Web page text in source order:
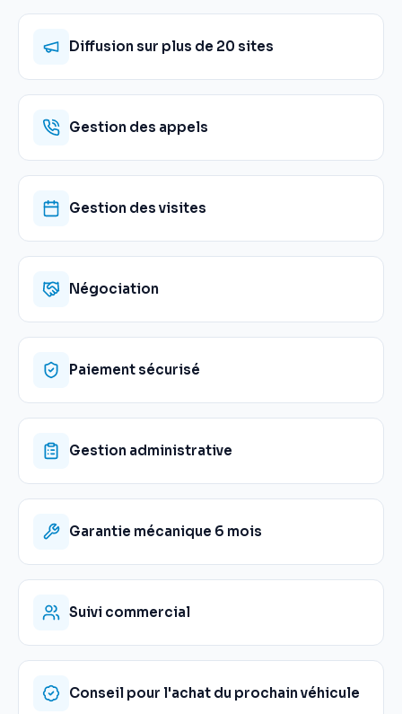
Diffusion sur plus de 20 sites
Gestion des appels
Gestion des visites
Négociation
Paiement sécurisé
Gestion administrative
Garantie mécanique 6 mois
Suivi commercial
Conseil pour l'achat du prochain véhicule